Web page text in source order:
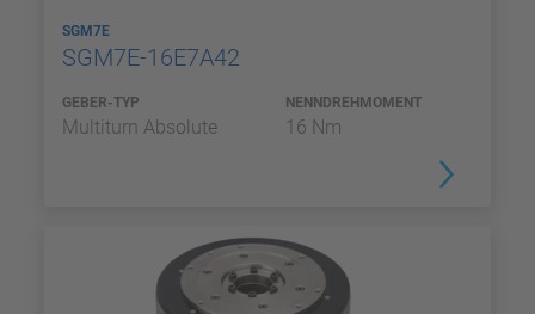
SGM7E
SGM7E-16E7A42
GEBER-TYP
Multiturn Absolute
NENNDREHMOMENT
16 Nm